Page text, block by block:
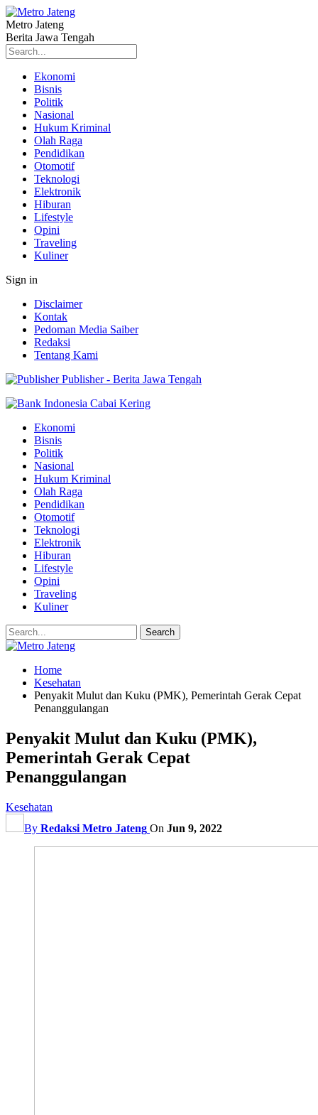
Metro Jateng
Berita Jawa Tengah
Ekonomi
Bisnis
Politik
Nasional
Hukum Kriminal
Olah Raga
Pendidikan
Otomotif
Teknologi
Elektronik
Hiburan
Lifestyle
Opini
Traveling
Kuliner
Sign in
Disclaimer
Kontak
Pedoman Media Saiber
Redaksi
Tentang Kami
Publisher - Berita Jawa Tengah
Ekonomi
Bisnis
Politik
Nasional
Hukum Kriminal
Olah Raga
Pendidikan
Otomotif
Teknologi
Elektronik
Hiburan
Lifestyle
Opini
Traveling
Kuliner
Home
Kesehatan
Penyakit Mulut dan Kuku (PMK), Pemerintah Gerak Cepat
Penanggulangan
Penyakit Mulut dan Kuku (PMK),
Pemerintah Gerak Cepat
Penanggulangan
Kesehatan
By Redaksi Metro Jateng On Jun 9, 2022